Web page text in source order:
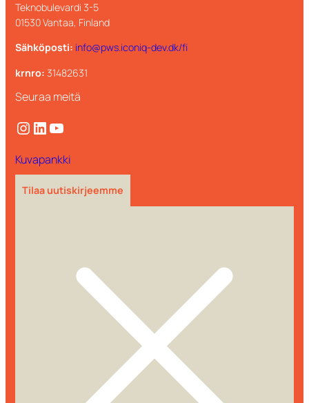
Teknobulevardi 3-5
01530 Vantaa, Finland
Sähköposti: info@pws.iconiq-dev.dk/fi
krnro: 31482631
Seuraa meitä
Instagram LinkedIn YouTube
Kuvapankki
Tilaa uutiskirjeemme